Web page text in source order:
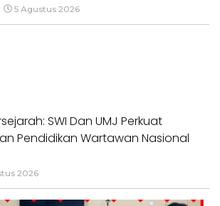
5 Agustus 2026
SWI Dan UMJ Perkuat
Pendidikan Wartawan Nasional
2026